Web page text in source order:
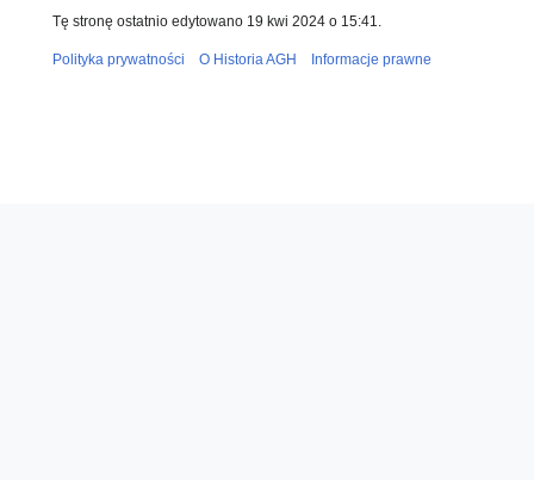
Tę stronę ostatnio edytowano 19 kwi 2024 o 15:41.
Polityka prywatności O Historia AGH Informacje prawne